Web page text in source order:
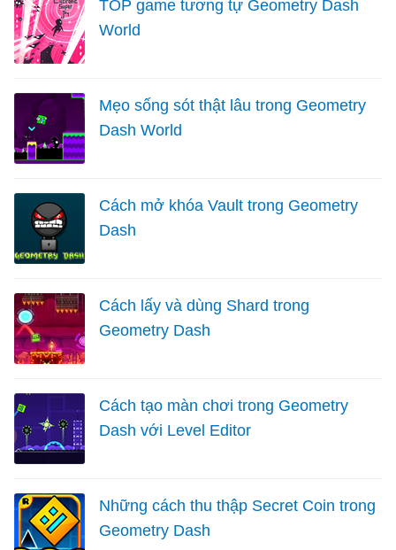
TOP game tương tự Geometry Dash
World
Mẹo sống sót thật lâu trong Geometry
Dash World
Cách mở khóa Vault trong Geometry
Dash
Cách lấy và dùng Shard trong
Geometry Dash
Cách tạo màn chơi trong Geometry
Dash với Level Editor
Những cách thu thập Secret Coin trong
Geometry Dash